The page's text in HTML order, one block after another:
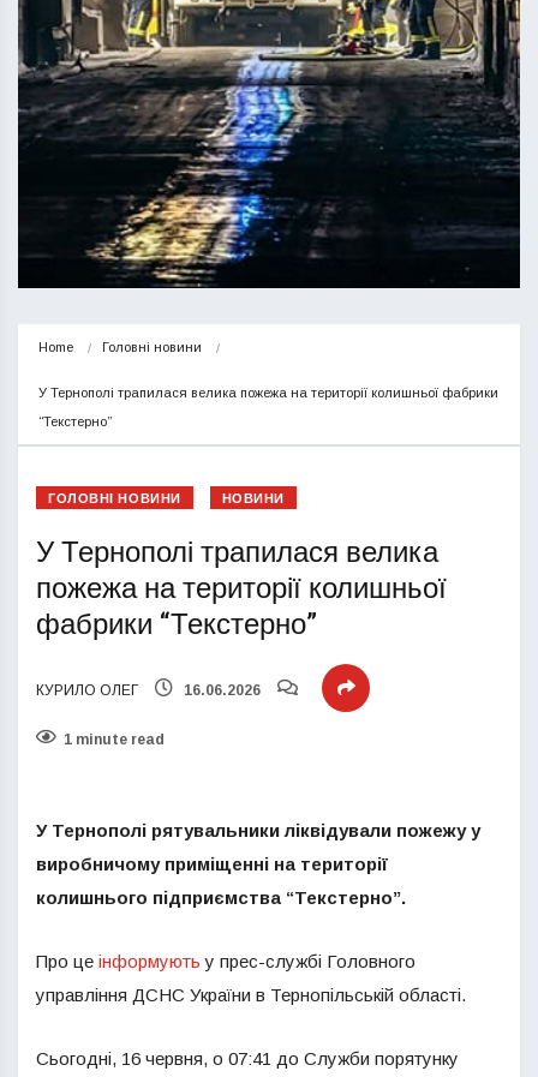
Home Головні новини
У Тернополі трапилася велика пожежа на території колишньої фабрики
“Текстерно”
ГОЛОВНІ НОВИНИ НОВИНИ
У Тернополі трапилася велика
пожежа на території колишньої
фабрики “Текстерно”
КУРИЛО ОЛЕГ 16.06.2026
1 minute read
У Тернополі рятувальники ліквідували пожежу у
виробничому приміщенні на території
колишнього підприємства “Текстерно”.
Про це інформують у прес-службі Головного
управління ДСНС України в Тернопільській області.
Сьогодні, 16 червня, о 07:41 до Служби порятунку